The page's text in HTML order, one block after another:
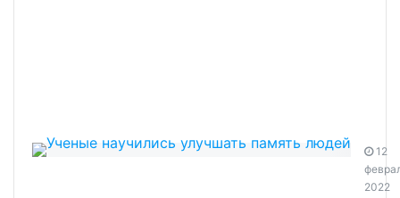
12
2022